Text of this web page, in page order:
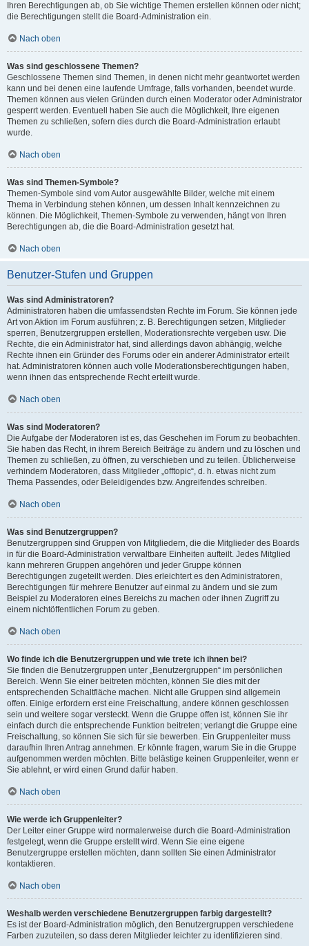
Ihren Berechtigungen ab, ob Sie wichtige Themen erstellen können oder nicht;
die Berechtigungen stellt die Board-Administration ein.
Nach oben
Was sind geschlossene Themen?
Geschlossene Themen sind Themen, in denen nicht mehr geantwortet werden
kann und bei denen eine laufende Umfrage, falls vorhanden, beendet wurde.
Themen können aus vielen Gründen durch einen Moderator oder Administrator
gesperrt werden. Eventuell haben Sie auch die Möglichkeit, Ihre eigenen
Themen zu schließen, sofern dies durch die Board-Administration erlaubt
wurde.
Nach oben
Was sind Themen-Symbole?
Themen-Symbole sind vom Autor ausgewählte Bilder, welche mit einem
Thema in Verbindung stehen können, um dessen Inhalt kennzeichnen zu
können. Die Möglichkeit, Themen-Symbole zu verwenden, hängt von Ihren
Berechtigungen ab, die die Board-Administration gesetzt hat.
Nach oben
Benutzer-Stufen und Gruppen
Was sind Administratoren?
Administratoren haben die umfassendsten Rechte im Forum. Sie können jede
Art von Aktion im Forum ausführen; z. B. Berechtigungen setzen, Mitglieder
sperren, Benutzergruppen erstellen, Moderationsrechte vergeben usw. Die
Rechte, die ein Administrator hat, sind allerdings davon abhängig, welche
Rechte ihnen ein Gründer des Forums oder ein anderer Administrator erteilt
hat. Administratoren können auch volle Moderationsberechtigungen haben,
wenn ihnen das entsprechende Recht erteilt wurde.
Nach oben
Was sind Moderatoren?
Die Aufgabe der Moderatoren ist es, das Geschehen im Forum zu beobachten.
Sie haben das Recht, in ihrem Bereich Beiträge zu ändern und zu löschen und
Themen zu schließen, zu öffnen, zu verschieben und zu teilen. Üblicherweise
verhindern Moderatoren, dass Mitglieder „offtopic“, d. h. etwas nicht zum
Thema Passendes, oder Beleidigendes bzw. Angreifendes schreiben.
Nach oben
Was sind Benutzergruppen?
Benutzergruppen sind Gruppen von Mitgliedern, die die Mitglieder des Boards
in für die Board-Administration verwaltbare Einheiten aufteilt. Jedes Mitglied
kann mehreren Gruppen angehören und jeder Gruppe können
Berechtigungen zugeteilt werden. Dies erleichtert es den Administratoren,
Berechtigungen für mehrere Benutzer auf einmal zu ändern und sie zum
Beispiel zu Moderatoren eines Bereichs zu machen oder ihnen Zugriff zu
einem nichtöffentlichen Forum zu geben.
Nach oben
Wo finde ich die Benutzergruppen und wie trete ich ihnen bei?
Sie finden die Benutzergruppen unter „Benutzergruppen“ im persönlichen
Bereich. Wenn Sie einer beitreten möchten, können Sie dies mit der
entsprechenden Schaltfläche machen. Nicht alle Gruppen sind allgemein
offen. Einige erfordern erst eine Freischaltung, andere können geschlossen
sein und weitere sogar versteckt. Wenn die Gruppe offen ist, können Sie ihr
einfach durch die entsprechende Funktion beitreten; verlangt die Gruppe eine
Freischaltung, so können Sie sich für sie bewerben. Ein Gruppenleiter muss
daraufhin Ihren Antrag annehmen. Er könnte fragen, warum Sie in die Gruppe
aufgenommen werden möchten. Bitte belästige keinen Gruppenleiter, wenn er
Sie ablehnt, er wird einen Grund dafür haben.
Nach oben
Wie werde ich Gruppenleiter?
Der Leiter einer Gruppe wird normalerweise durch die Board-Administration
festgelegt, wenn die Gruppe erstellt wird. Wenn Sie eine eigene
Benutzergruppe erstellen möchten, dann sollten Sie einen Administrator
kontaktieren.
Nach oben
Weshalb werden verschiedene Benutzergruppen farbig dargestellt?
Es ist der Board-Administration möglich, den Benutzergruppen verschiedene
Farben zuzuteilen, so dass deren Mitglieder leichter zu identifizieren sind.